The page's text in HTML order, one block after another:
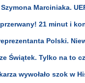
Marciniaka.
21 minut i
Polski.
Świątek. Tylko na to
wywołało szok w